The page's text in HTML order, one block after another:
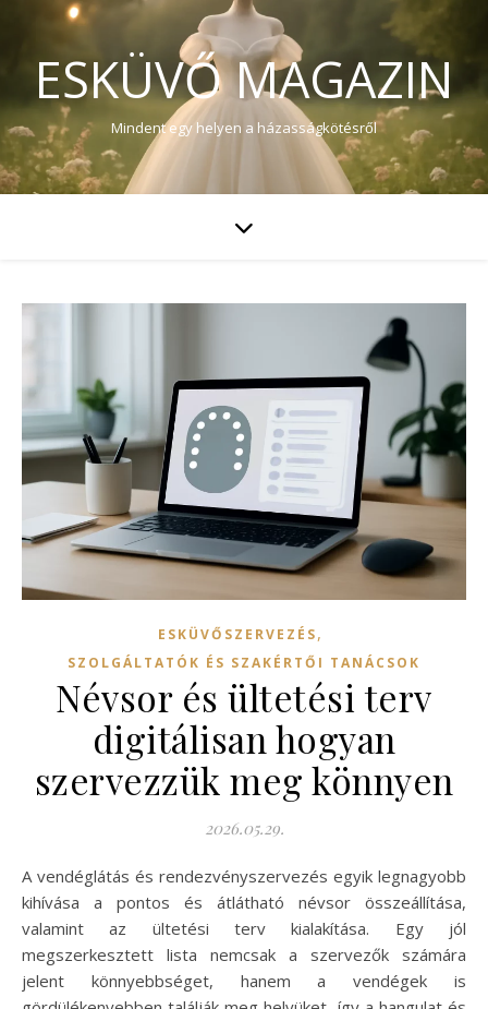
ESKÜVŐ MAGAZIN
Mindent egy helyen a házasságkötésről
ESKÜVŐSZERVEZÉS,
SZOLGÁLTATÓK ÉS SZAKÉRTŐI TANÁCSOK
Névsor és ültetési terv
digitálisan hogyan
szervezzük meg könnyen
2026.05.29.
A vendéglátás és rendezvényszervezés egyik legnagyobb
kihívása a pontos és átlátható névsor összeállítása,
valamint az ültetési terv kialakítása. Egy jól
megszerkesztett lista nemcsak a szervezők számára
jelent könnyebbséget, hanem a vendégek is